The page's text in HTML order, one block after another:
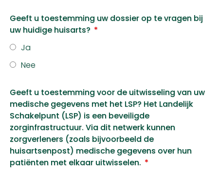
Geeft u toestemming uw dossier op te vragen bij
uw huidige huisarts?
Ja
Nee
Geeft u toestemming voor de uitwisseling van uw
medische gegevens met het LSP? Het Landelijk
Schakelpunt (LSP) is een beveiligde
zorginfrastructuur. Via dit netwerk kunnen
zorgverleners (zoals bijvoorbeeld de
huisartsenpost) medische gegevens over hun
patiënten met elkaar uitwisselen.